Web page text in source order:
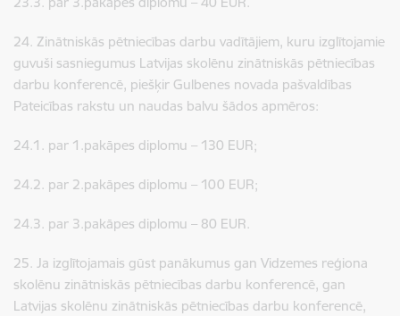
24. Zinātniskās pētniecības darbu vadītājiem, kuru izglītojamie
guvuši sasniegumus Latvijas skolēnu zinātniskās pētniecības
darbu konferencē, piešķir Gulbenes novada pašvaldības
Pateicības rakstu un naudas balvu šādos apmēros:
24.1. par 1.pakāpes diplomu – 130 EUR;
24.2. par 2.pakāpes diplomu – 100 EUR;
24.3. par 3.pakāpes diplomu – 80 EUR.
25. Ja izglītojamais gūst panākumus gan Vidzemes reģiona
skolēnu zinātniskās pētniecības darbu konferencē, gan
Latvijas skolēnu zinātniskās pētniecības darbu konferencē,